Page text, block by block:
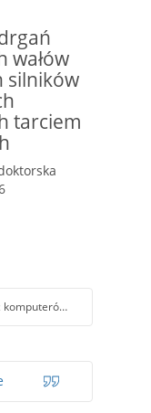
wałów
silników
tarciem
Biblioteki PK